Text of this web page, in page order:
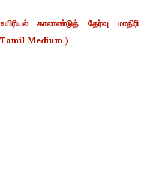
காலாண்டுத் தேர்வு மாதிரி
Medium )